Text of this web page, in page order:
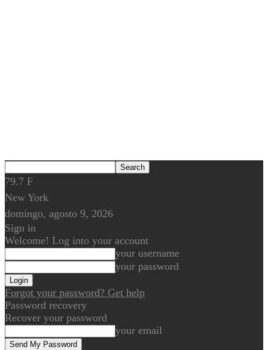
79.7 F
New York
domingo, agosto 9, 2026
Sign in
Welcome! Log into your account
your username
your password
Forgot your password? Get help
Password recovery
Recover your password
your email